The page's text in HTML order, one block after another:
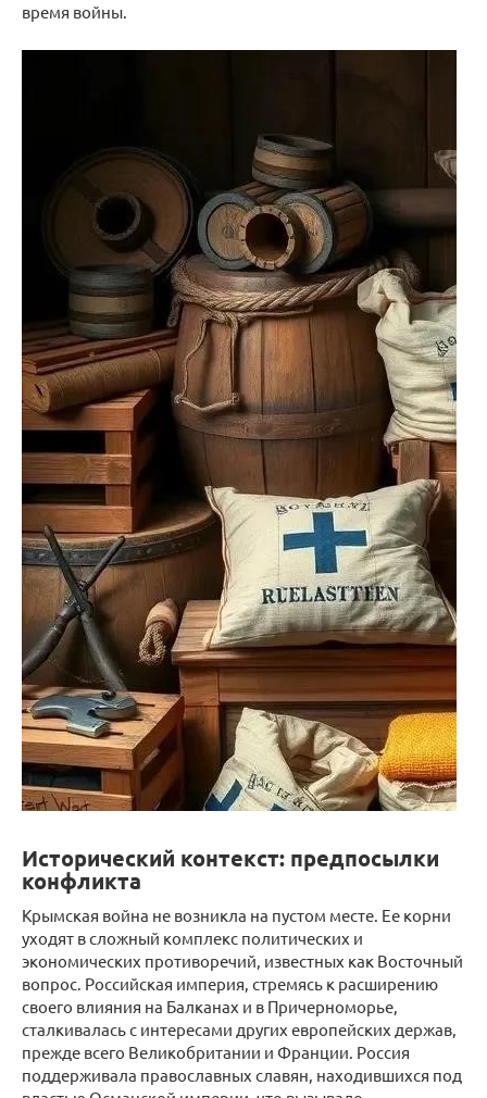
время войны.
Исторический контекст: предпосылки
конфликта
Крымская война не возникла на пустом месте. Ее корни
уходят в сложный комплекс политических и
экономических противоречий, известных как Восточный
вопрос. Российская империя, стремясь к расширению
своего влияния на Балканах и в Причерноморье,
сталкивалась с интересами других европейских держав,
прежде всего Великобритании и Франции. Россия
поддерживала православных славян, находившихся под